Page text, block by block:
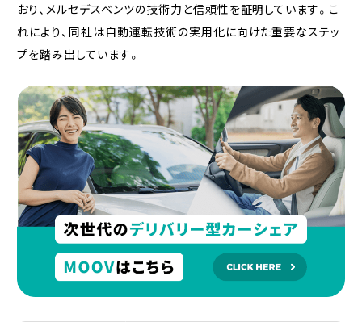
おり、メルセデスベンツの技術力と信頼性を証明しています。こ
れにより、同社は自動運転技術の実用化に向けた重要なステッ
プを踏み出しています。